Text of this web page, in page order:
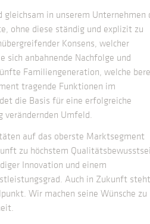
in unserem Unternehmen
ohne diese ständig und explizit zu
Konsens, welcher
sich anbahnende Nachfolge und
Familiengeneration, welche
tragende Funktionen im
die Basis für eine erfolgreiche
Umfeld.
auf das oberste Marktsegment
zu höchstem
Innovation und einem
Auch in Zukunft steht
Wir machen seine Wünsche zu